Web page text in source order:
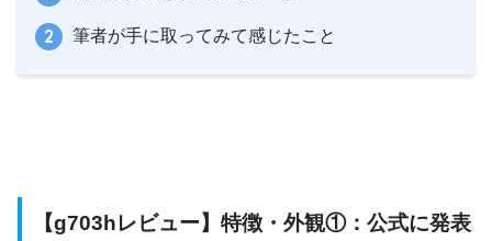
筆者が手に取ってみて感じたこと
【g703hレビュー】特徴・外観①：公式に発表